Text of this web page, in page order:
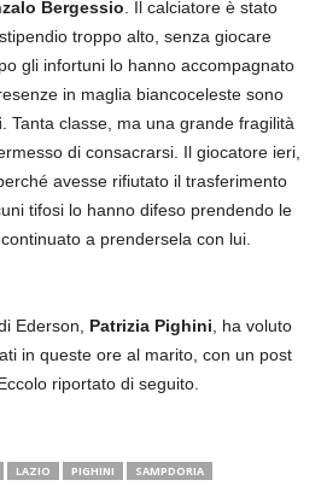
Bergessio . Il calciatore è stato
troppo alto, senza giocare
gli infortuni lo hanno accompagnato
in maglia biancoceleste sono
. Tanta classe, ma una grande fragilità
di consacrarsi. Il giocatore ieri,
avesse rifiutato il trasferimento
tifosi lo hanno difeso prendendo le
a prendersela con lui.
Ederson, Patrizia Pighini , ha voluto
in queste ore al marito, con un post
riportato di seguito.
LAZIO PIGHINI SAMPDORIA